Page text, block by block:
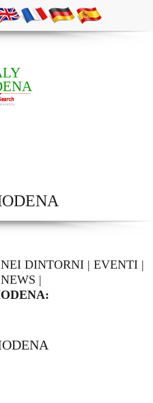
NEI DINTORNI | EVENTI |
NEWS |